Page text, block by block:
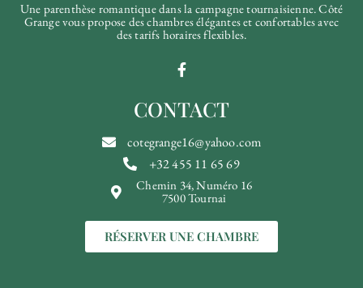
Une parenthèse romantique dans la campagne tournaisienne. Côté
Grange vous propose des chambres élégantes et confortables avec
des tarifs horaires flexibles.
CONTACT
cotegrange16@yahoo.com
+32 455 11 65 69
Chemin 34, Numéro 16
7500 Tournai
RÉSERVER UNE CHAMBRE